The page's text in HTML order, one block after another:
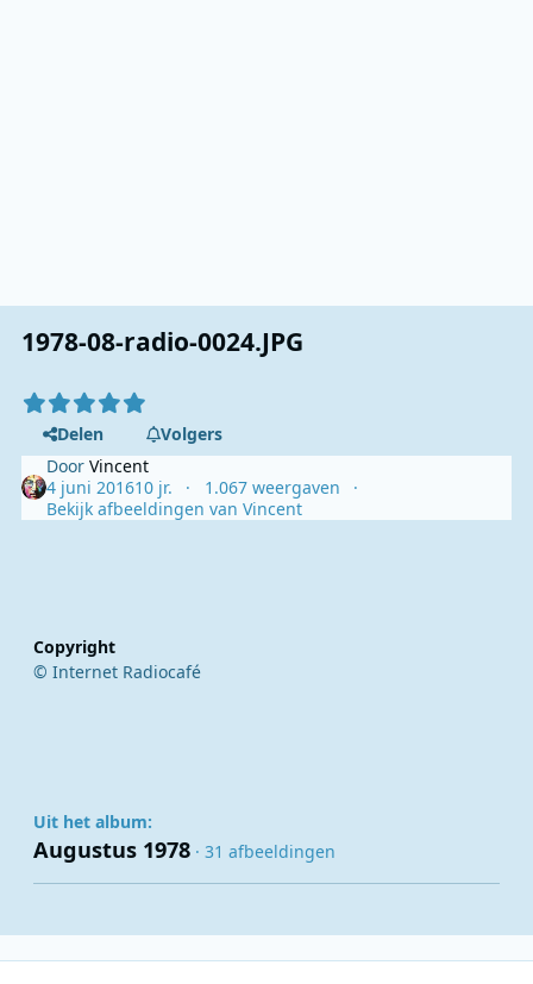
1978-08-radio-0024.JPG
Delen
Volgers
DoorVincent
4 juni 201610 jr.
1.067 weergaven
Bekijk afbeeldingen van Vincent
Copyright
© Internet Radiocafé
Uit het album:
Augustus 1978 · 31 afbeeldingen